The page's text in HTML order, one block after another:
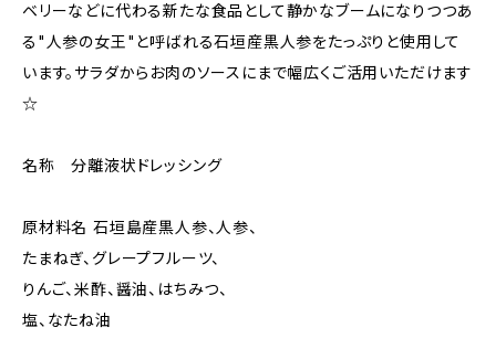
ベリーなどに代わる新たな食品として静かなブームになりつつあ
る"人参の女王"と呼ばれる石垣産黒人参をたっぷりと使用して
います。サラダからお肉のソースにまで幅広くご活用いただけます
☆
名称 分離液状ドレッシング
原材料名 石垣島産黒人参、人参、
たまねぎ、グレープフルーツ、
りんご、米酢、醤油、はちみつ、
塩、なたね油